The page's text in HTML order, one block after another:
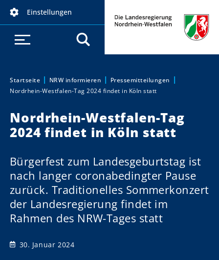
Einstellungen
Sie sind hier:
Startseite NRW informieren
Pressemitteilungen
Nordrhein-Westfalen-Tag 2024 findet in Köln statt
Nordrhein-Westfalen-Tag
2024 findet in Köln statt
Bürgerfest zum Landesgeburtstag ist
nach langer coronabedingter Pause
zurück. Traditionelles Sommerkonzert
der Landesregierung findet im
Rahmen des NRW-Tages statt
30. Januar 2024